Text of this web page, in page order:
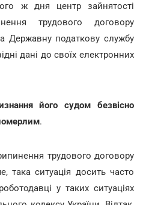
ж дня центр зайнятості
трудового договору
Державну податкову службу
дані до своїх електронних
його судом безвісно
.
трудового договору
така ситуація досить часто
у таких ситуаціях